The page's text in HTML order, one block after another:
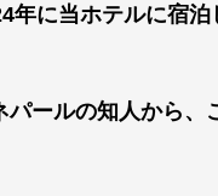
年に当ホテルに宿泊
パールの知人から、